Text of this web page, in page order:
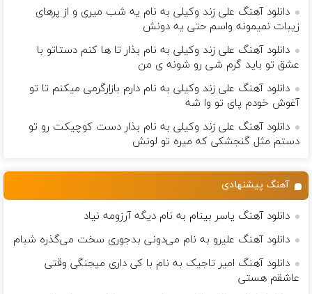
دانلود آهنگ علی زند وکیلی به نام یه شب میرى و از پرهای
زيبات نمیمونه واسم حتی یه دونش
دانلود آهنگ علی زند وکیلی به نام بذار تا ها كنم دستاتو با
عشق تو باید گرم شی رو شونه ى من
دانلود آهنگ علی زند وکیلی به نام دارم بازارگرمی میكنم تا تو
آغوش خودم پای تو وا شه
دانلود آهنگ علی زند وکیلی به نام بذار دست كوچیكت رو تو
دستم مثل گنجشكی كه میره تو لونش
آهنگ پیشنهادی
دانلود آهنگ یاسر بینام به نام دیگه آرزومه نیاد
دانلود آهنگ علیرو به نام می‌دونی بدجوری سخت می‌گذره شبام
دانلود آهنگ امیر تاجیک به نام با کی داری میجنگی وقتی
عاشقم هستی